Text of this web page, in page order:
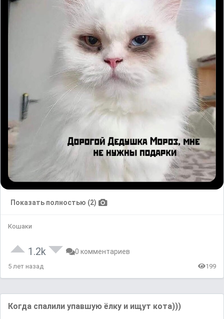
Показать полностью (2)
Кошаки
1.2k 0 комментариев
5 лет назад 199
Когда спалили упавшую ёлку и ищут кота)))